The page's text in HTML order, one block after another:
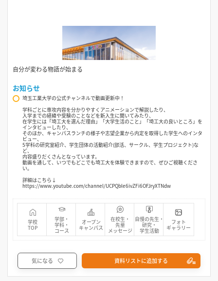
自分が変わる物語が始まる
お知らせ
埼玉工業大学の公式チャンネルで動画更新中！
学科ごとに専攻内容を分かりやすくアニメーションで解説したり、
入学までの経緯や受験のことなどを新入生に聞いてみたり、
在学生には「埼工大を選んだ理由」「大学生活のこと」「埼工大の良いところ」を
インタビューしたり、
そのほか、キャンパスランチの様子や志望企業から内定を取得した学生へのインタ
ビュー、
5学科の研究室紹介、学生団体の活動紹介(部活、サークル、学生プロジェクト)な
ど、
内容盛りだくさんとなっています。
動画を通して、いつでもどこでも埼工大を体験できますので、ぜひご視聴くださ
い。
詳細はこちら↓
https://www.youtube.com/channel/UCPQble6ivZFi6OFJryXTNdw
学校
TOP
学部・
学科・
コース
オープン
キャンパス
在校生・
先輩
メッセージ
自慢の先生・
研究・
学生活動
フォト
ギャラリー
気になる 資料リストに追加する